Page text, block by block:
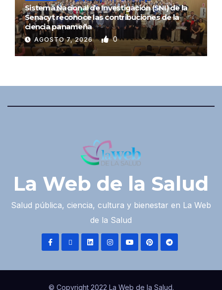
Sistema Nacional de Investigación (SNI) de la
Senacyt reconoce las contribuciones de la
ciencia panameña
AGOSTO 7, 2026 0
La Web de la Salud
Salud pública, ciencia, cultura y bienestar en La Web
de la Salud
© Copyright 2022 La Web de la Salud.